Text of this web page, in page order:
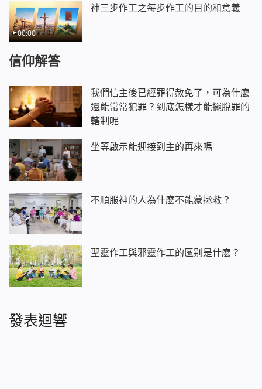
00:00
神三步作工之每步作工的目的和意義
信仰解答
我們信主後已經罪得赦免了，可為什麼
還能常常犯罪？到底怎樣才能擺脫罪的
轄制呢
坐等啟示能迎接到主的再來嗎
不順服神的人為什麽不能蒙拯救？
聖靈作工與邪靈作工的區别是什麽？
發表迴響